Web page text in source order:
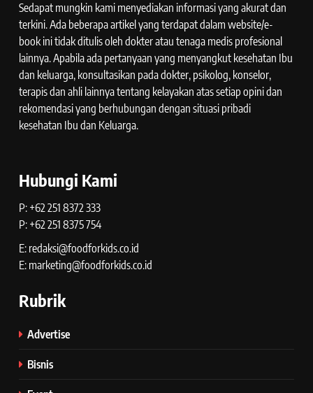
Sedapat mungkin kami menyediakan informasi yang akurat dan
terkini. Ada beberapa artikel yang terdapat dalam website/e-
book ini tidak ditulis oleh dokter atau tenaga medis profesional
lainnya. Apabila ada pertanyaan yang menyangkut kesehatan Ibu
dan keluarga, konsultasikan pada dokter, psikolog, konselor,
terapis dan ahli lainnya tentang kelayakan atas setiap opini dan
rekomendasi yang berhubungan dengan situasi pribadi
kesehatan Ibu dan Keluarga.
Hubungi Kami
P: +62 251 8372 333
P: +62 251 8375 754
E: redaksi@foodforkids.co.id
E: marketing@foodforkids.co.id
Rubrik
Advertise
Bisnis